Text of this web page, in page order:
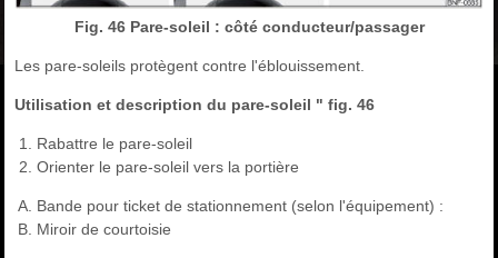
Fig. 46 Pare-soleil : côté conducteur/passager
Les pare-soleils protègent contre l'éblouissement.
Utilisation et description du pare-soleil " fig. 46
Rabattre le pare-soleil
Orienter le pare-soleil vers la portière
Bande pour ticket de stationnement (selon l'équipement) :
Miroir de courtoisie